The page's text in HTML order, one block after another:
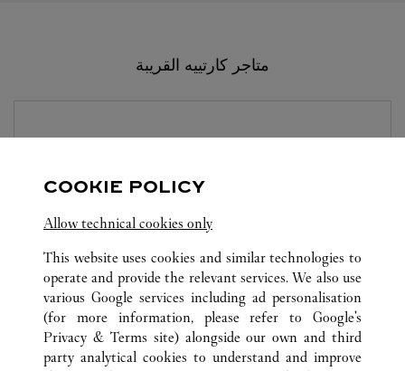
متاجر كارتييه القريبة
Jiangsu
كافة مواقع كارتييه الصين 江苏省
南京市
COOKIE POLICY
Allow technical cookies only
This website uses cookies and similar technologies to
operate and provide the relevant services. We also use
various Google services including ad personalisation
(for more information, please refer to Google's
Privacy & Terms site) alongside our own and third
party analytical cookies to understand and improve